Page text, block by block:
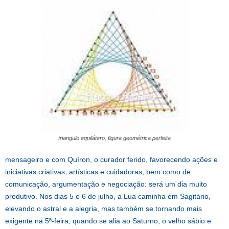
triangulo equilátero, figura geométrica perfeita
mensageiro e com Quíron, o curador ferido, favorecendo ações e
iniciativas criativas, artísticas e cuidadoras, bem como de
comunicação, argumentação e negociação: será um dia muito
produtivo. Nos dias 5 e 6 de julho, a Lua caminha em Sagitário,
elevando o astral e a alegria, mas também se tornando mais
exigente na 5ª-feira, quando se alia ao Saturno, o velho sábio e